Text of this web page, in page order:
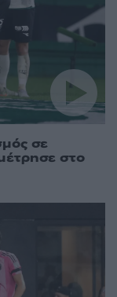
σε
στο